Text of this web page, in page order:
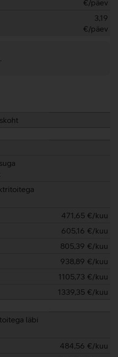
€/päev
3,19
€/päev
471,65 €/kuu
605,16 €/kuu
805,39 €/kuu
938,89 €/kuu
1105,73 €/kuu
1339,35 €/kuu
läbi
484,56 €/kuu